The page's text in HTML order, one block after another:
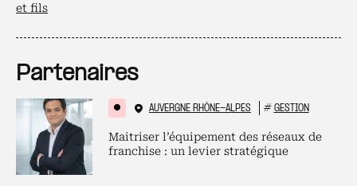
et fils
Partenaires
AUVERGNE RHÔNE-ALPES # GESTION
Maitriser l’équipement des réseaux de
franchise : un levier stratégique